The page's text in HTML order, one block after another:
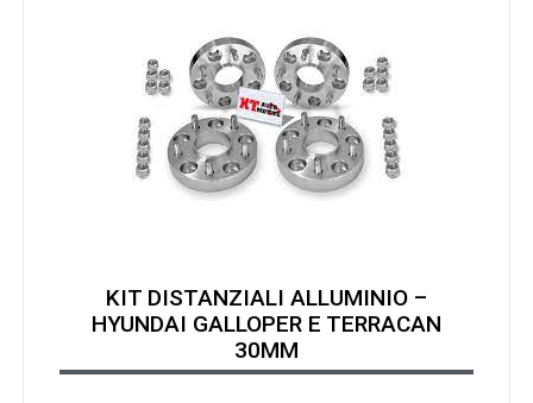
KIT DISTANZIALI ALLUMINIO –
HYUNDAI GALLOPER E TERRACAN
30MM